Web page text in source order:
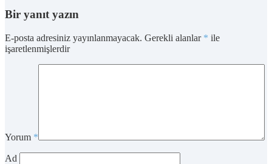
Bir yanıt yazın
E-posta adresiniz yayınlanmayacak. Gerekli alanlar * ile
işaretlenmişlerdir
Yorum *
Ad